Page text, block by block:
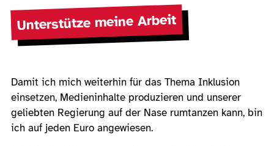
Unterstütze meine Arbeit
Damit ich mich weiterhin für das Thema Inklusion
einsetzen, Medieninhalte produzieren und unserer
geliebten Regierung auf der Nase rumtanzen kann, bin
ich auf jeden Euro angewiesen.